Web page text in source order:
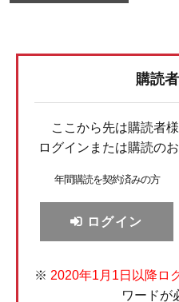
購読
ここから先は購読者
ログインまたは購読の
年間購読を契約済みの方
ログイン
※ 2020年1月1日以降ロ
ワードが